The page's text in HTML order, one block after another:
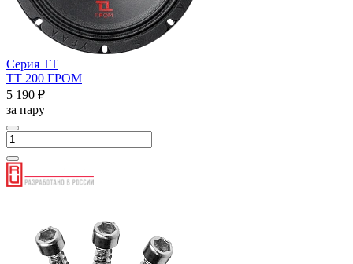
Серия ТТ
ТТ 200 ГРОМ
5 190 ₽
за пару